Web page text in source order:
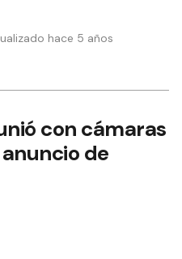
hace 5 años
con cámaras
de